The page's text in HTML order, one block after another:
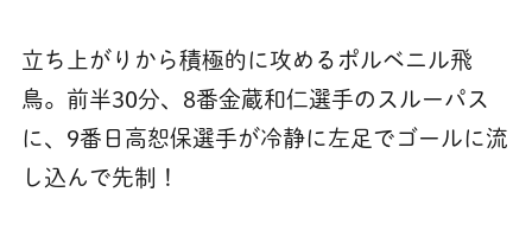
立ち上がりから積極的に攻めるポルベニル飛
鳥。前半30分、8番金蔵和仁選手のスルーパス
に、9番日高恕保選手が冷静に左足でゴールに流
し込んで先制！